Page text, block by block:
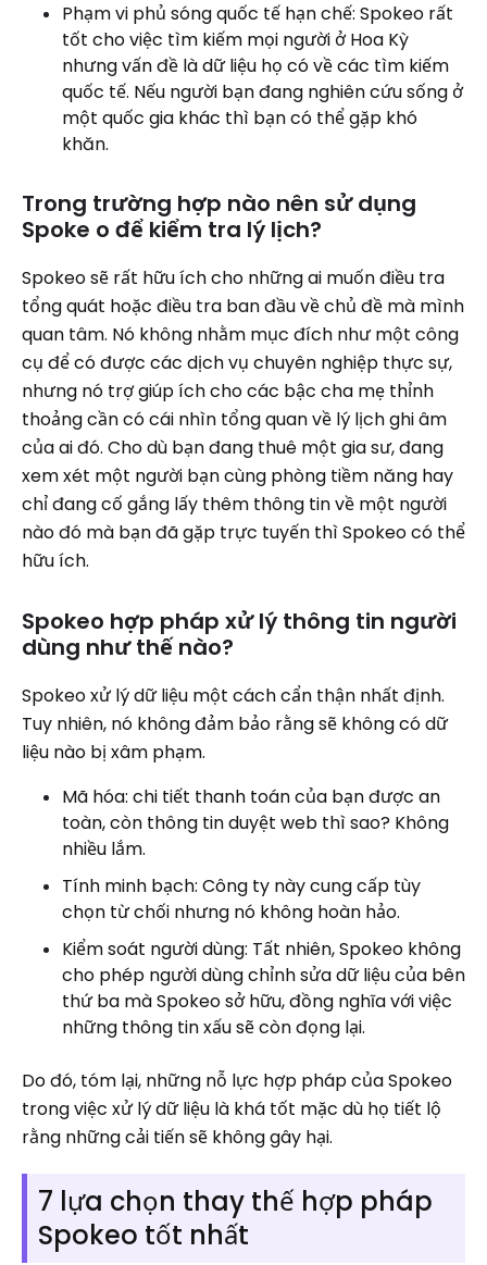
Phạm vi phủ sóng quốc tế hạn chế: Spokeo rất
tốt cho việc tìm kiếm mọi người ở Hoa Kỳ
nhưng vấn đề là dữ liệu họ có về các tìm kiếm
quốc tế. Nếu người bạn đang nghiên cứu sống ở
một quốc gia khác thì bạn có thể gặp khó
khăn.
Trong trường hợp nào nên sử dụng
Spoke o để kiểm tra lý lịch?
Spokeo sẽ rất hữu ích cho những ai muốn điều tra
tổng quát hoặc điều tra ban đầu về chủ đề mà mình
quan tâm. Nó không nhằm mục đích như một công
cụ để có được các dịch vụ chuyên nghiệp thực sự,
nhưng nó trợ giúp ích cho các bậc cha mẹ thỉnh
thoảng cần có cái nhìn tổng quan về lý lịch ghi âm
của ai đó. Cho dù bạn đang thuê một gia sư, đang
xem xét một người bạn cùng phòng tiềm năng hay
chỉ đang cố gắng lấy thêm thông tin về một người
nào đó mà bạn đã gặp trực tuyến thì Spokeo có thể
hữu ích.
Spokeo hợp pháp xử lý thông tin người
dùng như thế nào?
Spokeo xử lý dữ liệu một cách cẩn thận nhất định.
Tuy nhiên, nó không đảm bảo rằng sẽ không có dữ
liệu nào bị xâm phạm.
Mã hóa: chi tiết thanh toán của bạn được an
toàn, còn thông tin duyệt web thì sao? Không
nhiều lắm.
Tính minh bạch: Công ty này cung cấp tùy
chọn từ chối nhưng nó không hoàn hảo.
Kiểm soát người dùng: Tất nhiên, Spokeo không
cho phép người dùng chỉnh sửa dữ liệu của bên
thứ ba mà Spokeo sở hữu, đồng nghĩa với việc
những thông tin xấu sẽ còn đọng lại.
Do đó, tóm lại, những nỗ lực hợp pháp của Spokeo
trong việc xử lý dữ liệu là khá tốt mặc dù họ tiết lộ
rằng những cải tiến sẽ không gây hại.
7 lựa chọn thay thế hợp pháp
Spokeo tốt nhất